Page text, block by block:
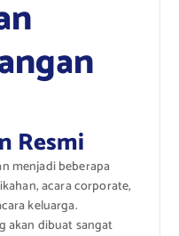
Resmi
menjadi beberapa
acara corporate,
keluarga.
akan dibuat sangat